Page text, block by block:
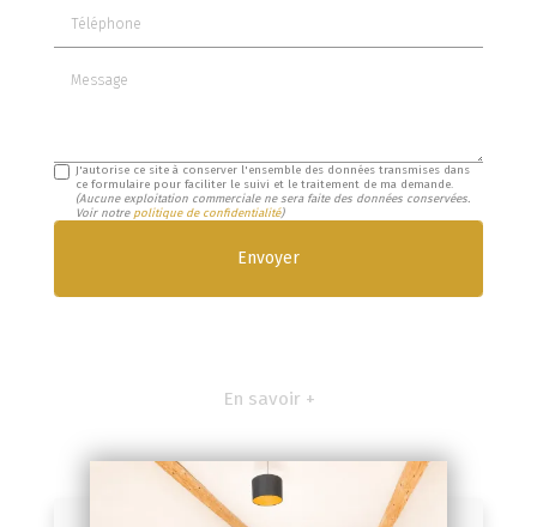
J'autorise ce site à conserver l'ensemble des données transmises dans
ce formulaire pour faciliter le suivi et le traitement de ma demande.
(Aucune exploitation commerciale ne sera faite des données conservées.
Voir notre politique de confidentialité)
En savoir +